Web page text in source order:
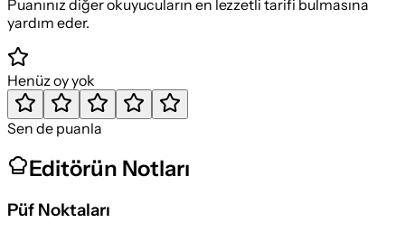
Puanınız diğer okuyucuların en lezzetli tarifi bulmasına
yardım eder.
Henüz oy yok
Sen de puanla
Editörün Notları
Püf Noktaları